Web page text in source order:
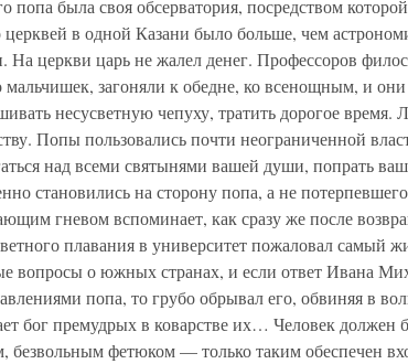
попа была своя обсерватория, посредством
церквей в одной Казани было больше, чем
На церкви царь не жалел денег. Профессоров
мальчишек, загоняли к обедне, ко всенощным, и
несусветную чепуху, тратить дорогое
Попы пользовались почти неограниченной
над всеми святынями вашей души, попрать
становились на сторону попа, а не
гневом вспоминает, как сразу же после
плавания в университет пожаловал самый
вопросы о южных странах, и если ответ Ивана
попа, то грубо обрывал его, обвиняя в
бог премудрых в коварстве их… Человек должен
безвольным фетюком — только таким обеспечен